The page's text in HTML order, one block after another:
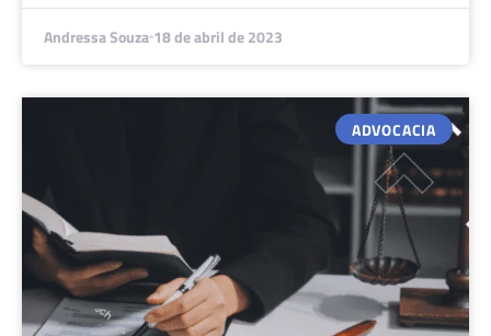
Andressa Souza 18 de abril de 2023
ADVOCACIA